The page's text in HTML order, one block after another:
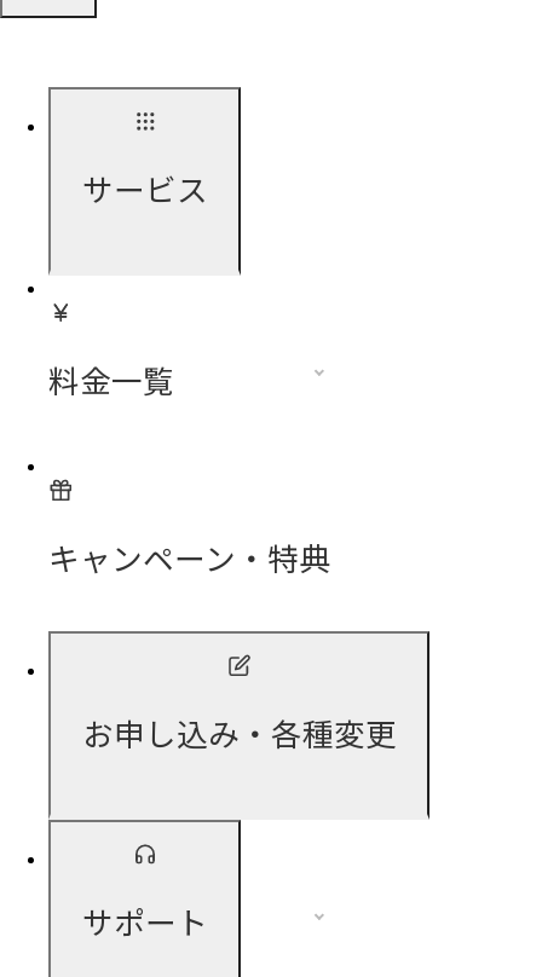
サービス
料金一覧
キャンペーン・特典
お申し込み・各種変更
サポート